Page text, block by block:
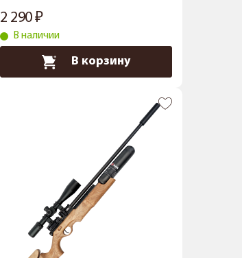
2 290
В наличии
В корзину